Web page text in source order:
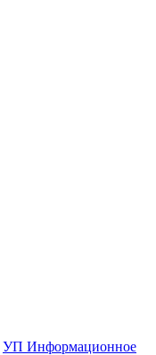
УП Информационное